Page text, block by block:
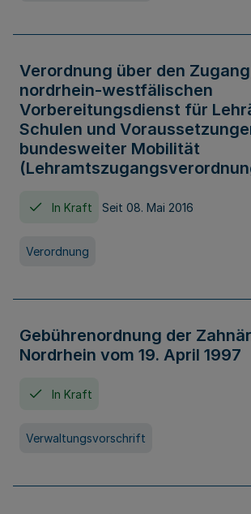
Verordnung über den
nordrhein-westfälischen
Vorbereitungsdienst für
Schulen und
bundesweiter Mobilität
In Kraft Seit 08. Mai 2016
Verordnung
Gebührenordnung der
Nordrhein vom 19. April 1997
In Kraft
Verwaltungsvorschrift